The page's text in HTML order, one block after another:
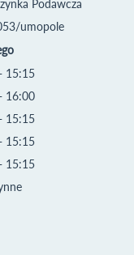
Podawcza
umopole
15:15
16:00
15:15
15:15
15:15